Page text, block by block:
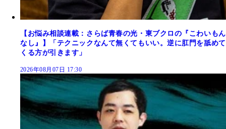
【お悩み相談連載：さらば青春の光・東ブクロの『こわいもん
なし』】「テクニックなんて無くてもいい。逆に肛門を舐めて
くる方が引きます」
2026年08月07日 17:30